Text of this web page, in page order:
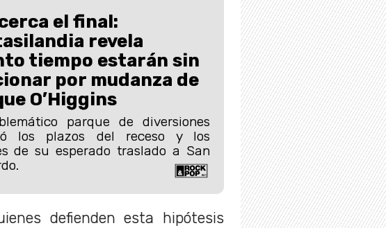
el final:
revela
tiempo estarán sin
por mudanza de
O’Higgins
parque de diversiones
los plazos del receso y los
de su esperado traslado a San
defienden esta hipótesis